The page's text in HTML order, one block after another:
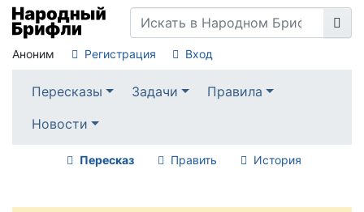
Аноним Регистрация Вход
Пересказы Задачи
Правила
Новости
Пересказ Править История